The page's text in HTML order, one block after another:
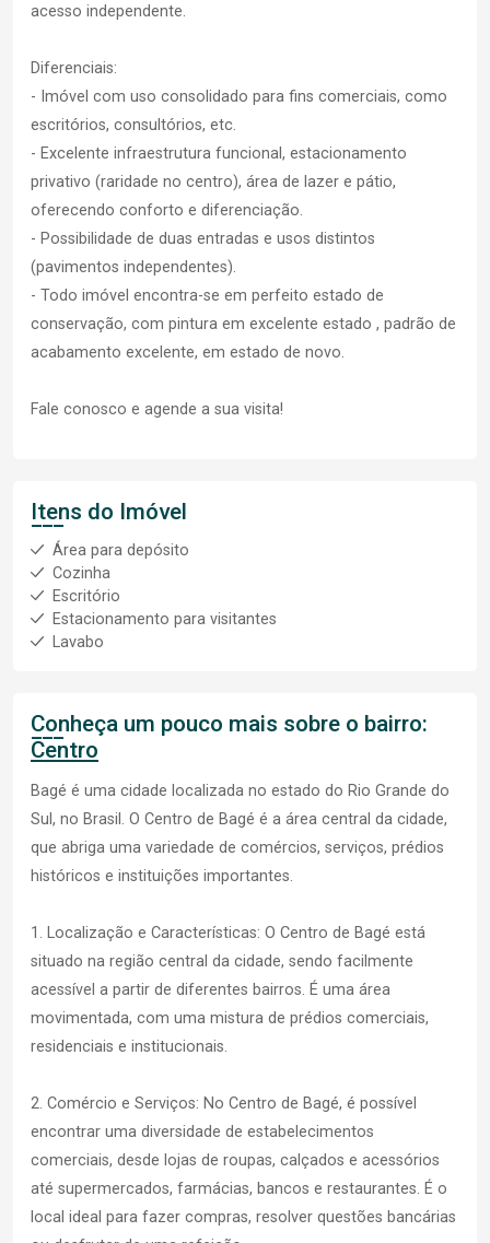
acesso independente.
Diferenciais:
- Imóvel com uso consolidado para fins comerciais, como
escritórios, consultórios, etc.
- Excelente infraestrutura funcional, estacionamento
privativo (raridade no centro), área de lazer e pátio,
oferecendo conforto e diferenciação.
- Possibilidade de duas entradas e usos distintos
(pavimentos independentes).
- Todo imóvel encontra-se em perfeito estado de
conservação, com pintura em excelente estado , padrão de
acabamento excelente, em estado de novo.
Fale conosco e agende a sua visita!
Itens do Imóvel
Área para depósito
Cozinha
Escritório
Estacionamento para visitantes
Lavabo
Conheça um pouco mais sobre o bairro:
Centro
Bagé é uma cidade localizada no estado do Rio Grande do
Sul, no Brasil. O Centro de Bagé é a área central da cidade,
que abriga uma variedade de comércios, serviços, prédios
históricos e instituições importantes.
1. Localização e Características: O Centro de Bagé está
situado na região central da cidade, sendo facilmente
acessível a partir de diferentes bairros. É uma área
movimentada, com uma mistura de prédios comerciais,
residenciais e institucionais.
2. Comércio e Serviços: No Centro de Bagé, é possível
encontrar uma diversidade de estabelecimentos
comerciais, desde lojas de roupas, calçados e acessórios
até supermercados, farmácias, bancos e restaurantes. É o
local ideal para fazer compras, resolver questões bancárias